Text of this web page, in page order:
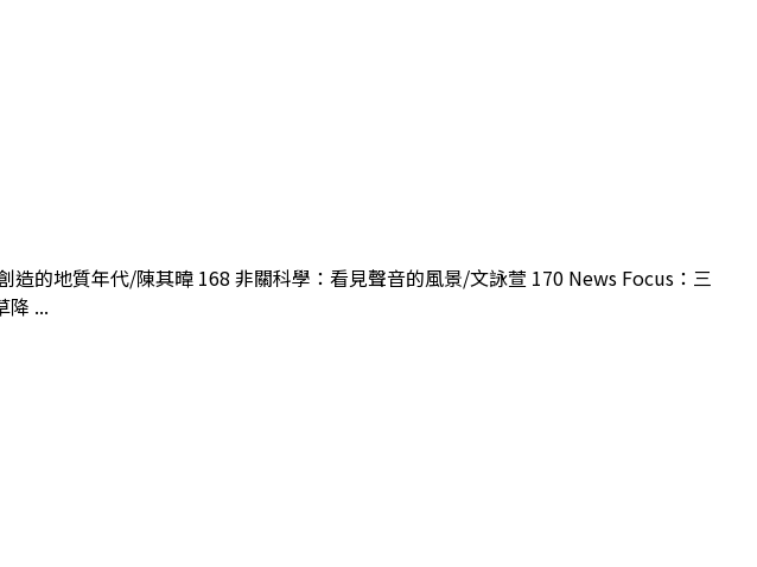
的地質年代/陳其暐 168 非關科學：看見聲音的風景/文詠萱 170 News Focus：三
降 ...